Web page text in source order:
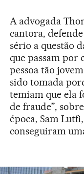
A advogada
cantora,
sério a questão
que passam por
pessoa tão
sido tomada
temiam que ela
de fraude”,
época, Sam
conseguiram